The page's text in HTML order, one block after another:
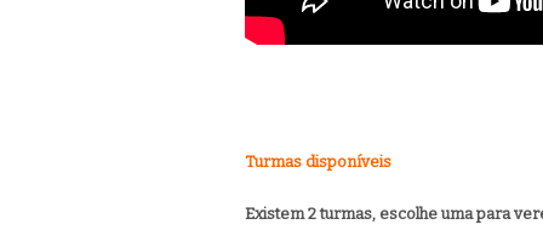
Turmas disponíveis
Existem 2 turmas, escolhe uma para